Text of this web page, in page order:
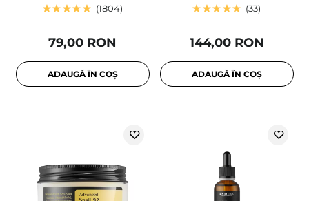
1804
79,00 RON
ADAUGĂ ÎN COȘ
33
144,00 RON
ADAUGĂ ÎN COȘ